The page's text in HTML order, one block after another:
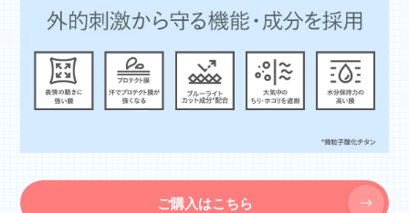
ご購入はこちら